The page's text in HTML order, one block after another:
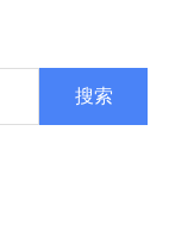
搜索